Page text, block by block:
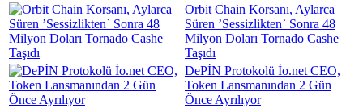
Orbit Chain Korsanı, Aylarca
Süren ’Sessizlikten` Sonra 48
Milyon Doları Tornado Cashe
Taşıdı
DePİN Protokolü İo.net CEO,
Token Lansmanından 2 Gün
Önce Ayrılıyor